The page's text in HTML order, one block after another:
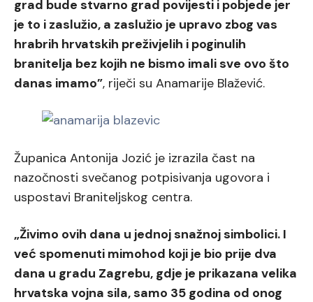
grad bude stvarno grad povijesti i pobjede jer
je to i zaslužio, a zaslužio je upravo zbog vas
hrabrih hrvatskih preživjelih i poginulih
branitelja bez kojih ne bismo imali sve ovo što
danas imamo”, riječi su Anamarije Blažević.
Županica Antonija Jozić je izrazila čast na
nazočnosti svečanog potpisivanja ugovora i
uspostavi Braniteljskog centra.
„Živimo ovih dana u jednoj snažnoj simbolici. I
već spomenuti mimohod koji je bio prije dva
dana u gradu Zagrebu, gdje je prikazana velika
hrvatska vojna sila, samo 35 godina od onog